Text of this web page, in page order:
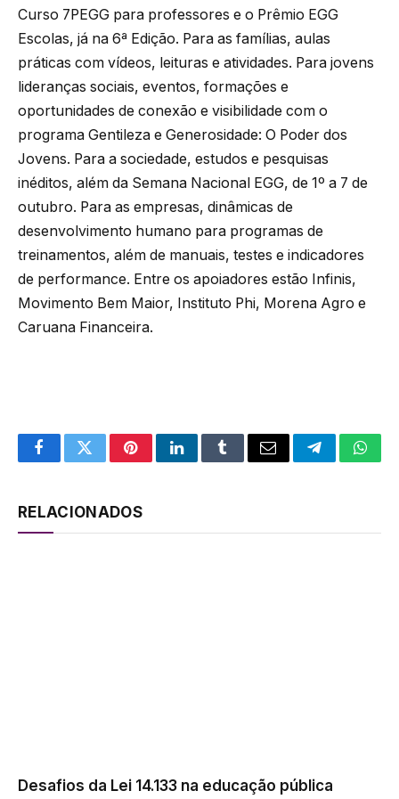
Curso 7PEGG para professores e o Prêmio EGG
Escolas, já na 6ª Edição. Para as famílias, aulas
práticas com vídeos, leituras e atividades. Para jovens
lideranças sociais, eventos, formações e
oportunidades de conexão e visibilidade com o
programa Gentileza e Generosidade: O Poder dos
Jovens. Para a sociedade, estudos e pesquisas
inéditos, além da Semana Nacional EGG, de 1º a 7 de
outubro. Para as empresas, dinâmicas de
desenvolvimento humano para programas de
treinamentos, além de manuais, testes e indicadores
de performance. Entre os apoiadores estão Infinis,
Movimento Bem Maior, Instituto Phi, Morena Agro e
Caruana Financeira.
FacebookTwitterPinterestLinkedInTumblrEmail Telegram
RELACIONADOS
Desafios da Lei 14.133 na educação pública